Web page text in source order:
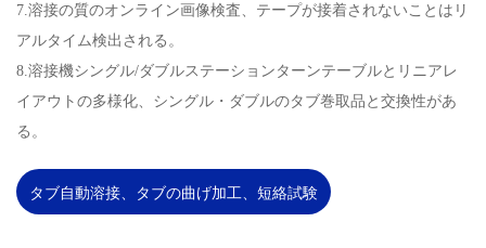
7.溶接の質のオンライン画像検査、テープが接着されないことはリ
アルタイム検出される。
8.溶接機シングル/ダブルステーションターンテーブルとリニアレ
イアウトの多様化、シングル・ダブルのタブ巻取品と交換性があ
る。
タブ自動溶接、タブの曲げ加工、短絡試験